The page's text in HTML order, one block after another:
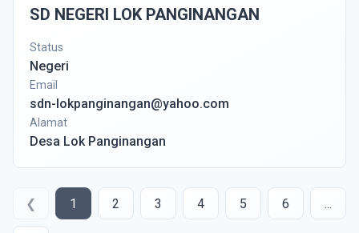
SD NEGERI LOK PANGINANGAN
Status
Negeri
Email
sdn-lokpanginangan@yahoo.com
Alamat
Desa Lok Panginangan
❮ 1 2 3 4 5 6 ...